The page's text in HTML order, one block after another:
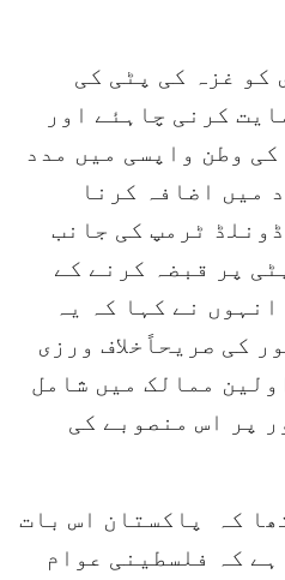
کو غزہ کی پٹی کی
کرنی چاہئے اور
وطن واپسی میں مدد
میں اضافہ کرنا
ٹرمپ کی جانب
پر قبضہ کرنے کے
نے کہا کہ یہ
کی صریحاًخلاف ورزی
ممالک میں شامل
پر اس منصوبے کی
کہ پاکستان اس بات
کہ فلسطینی عوام